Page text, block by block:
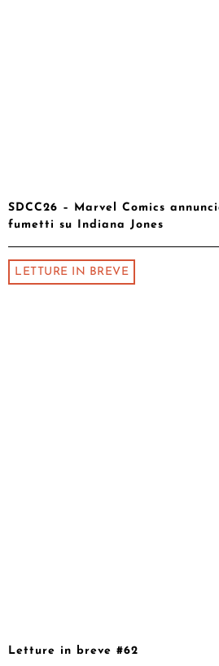
SDCC26 – Marvel Comics
fumetti su Indiana Jones
LETTURE IN BREVE
Letture in breve #62